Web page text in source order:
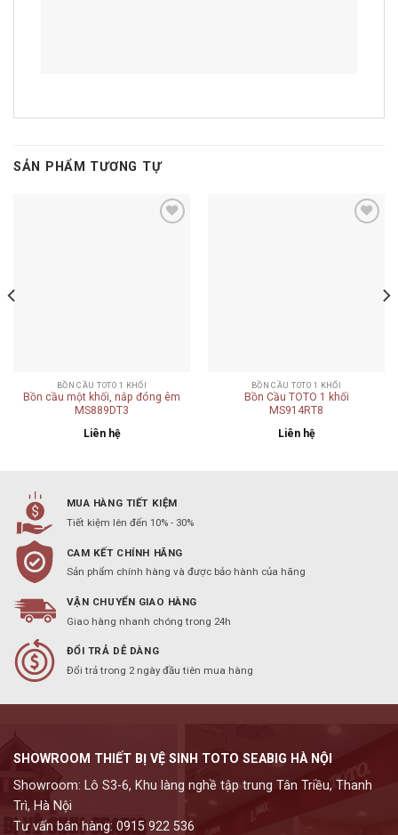
SẢN PHẨM TƯƠNG TỰ
BỒN CẦU TOTO 1 KHỐI
Bồn cầu một khối, nắp đóng êm
MS889DT3
Liên hệ
BỒN CẦU TOTO 1 KHỐI
Bồn Cầu TOTO 1 khối
MS914RT8
Liên hệ
MUA HÀNG TIẾT KIỆM
Tiết kiệm lên đến 10% - 30%
CAM KẾT CHÍNH HÃNG
Sản phẩm chính hàng và được bảo hành của hãng
VẬN CHUYỂN GIAO HÀNG
Giao hàng nhanh chóng trong 24h
ĐỔI TRẢ DỄ DÀNG
Đổi trả trong 2 ngày đầu tiên mua hàng
SHOWROOM THIẾT BỊ VỆ SINH TOTO SEABIG HÀ NỘI
Showroom: Lô S3-6, Khu làng nghề tập trung Tân Triều, Thanh
Trì, Hà Nội
Tư vấn bán hàng: 0915 922 536